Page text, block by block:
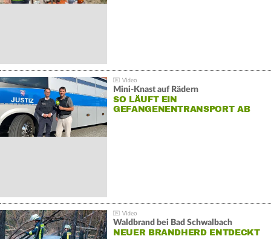
Mini-Knast auf Rädern
SO LÄUFT EIN
GEFANGENENTRANSPORT AB
Waldbrand bei Bad Schwalbach
NEUER BRANDHERD ENTDECKT